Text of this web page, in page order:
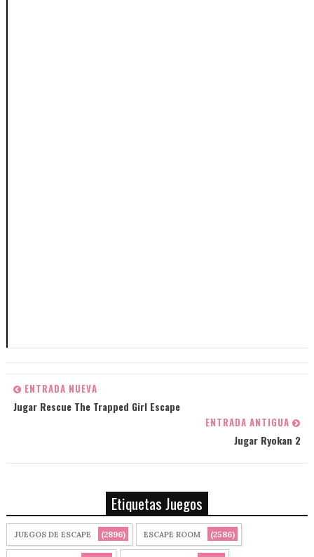
ENTRADA NUEVA
Jugar Rescue The Trapped Girl Escape
ENTRADA ANTIGUA
Jugar Ryokan 2
Etiquetas Juegos
JUEGOS DE ESCAPE (2896) ESCAPE ROOM (2586)